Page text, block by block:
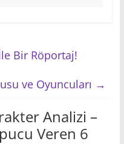
Bir Röportaj!
ve Oyuncuları →
Analizi –
Veren 6